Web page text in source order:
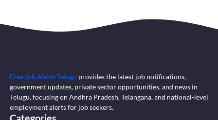
Free Job Alerts Telugu provides the latest job notifications,
government updates, private sector opportunities, and news in
Telugu, focusing on Andhra Pradesh, Telangana, and national-level
employment alerts for job seekers.